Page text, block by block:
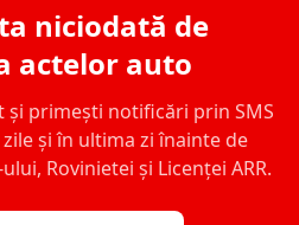
niciodată de
actelor auto
și primești notificări prin SMS
și în ultima zi înainte de
Rovinietei și Licenței ARR.